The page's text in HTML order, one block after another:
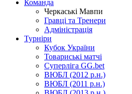
Команда
Черкаські Мавпи
Гравці та Тренери
Адміністрація
Турніри
Кубок України
Товариські матчі
Суперліга GG.bet
ВЮБЛ (2012 р.н.)
ВЮБЛ (2011 р.н.)